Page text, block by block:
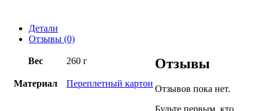
Детали
Отзывы (0)
Вес 260 г
Материал Переплетный картон
Отзывы
Отзывов пока нет.